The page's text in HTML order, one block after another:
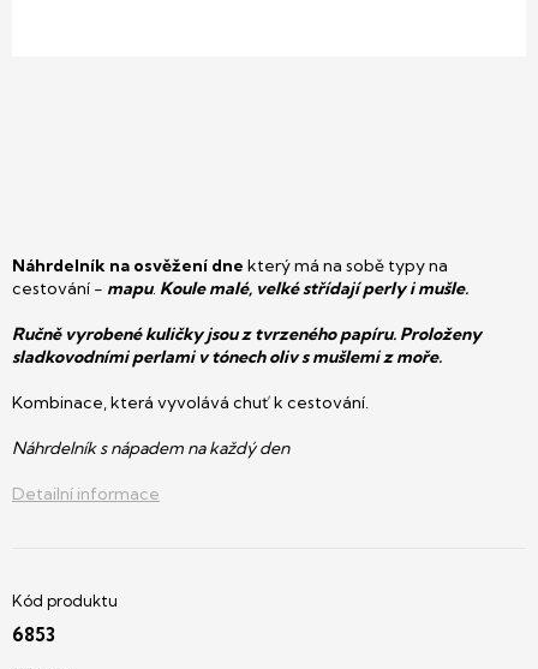
Náhrdelník na osvěžení dne který má na sobě typy na
cestování - mapu. Koule malé, velké střídají perly i mušle.
Ručně vyrobené kuličky jsou z tvrzeného papíru. Proloženy
sladkovodními perlami v tónech oliv s mušlemi z moře.
Kombinace, která vyvolává chuť k cestování.
Náhrdelník s nápadem na každý den
Detailní informace
6853